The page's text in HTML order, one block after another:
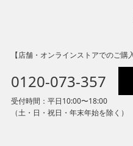
【店舗・オンラインストアでのご購
0120-073-357
受付時間：平日10:00〜18:00
（土・日・祝日・年末年始を除く）